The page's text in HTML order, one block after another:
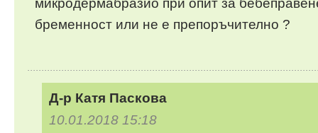
микродермабразио при опит за
бременност или не е препоръчително ?
Д-р Катя Паскова
10.01.2018 15:18